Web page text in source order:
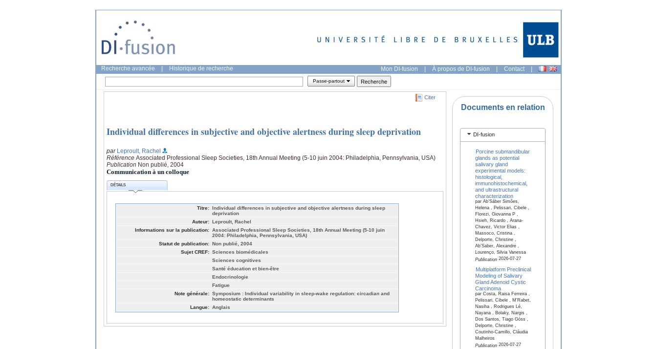
Recherche avancée Historique de recherche Mon DI-fusion | À propos de DI-fusion | Contact |
Passe-partout
Citer
Individual differences in subjective and objective alertness during sleep deprivation
par Leproult, Rachel
Référence Associated Professional Sleep Societies, 18th Annual Meeting (5-10 juin 2004: Philadelphia, Pennsylvania, USA)
Publication Non publié, 2004
Communication à un colloque
DÉTAILS
Titre: Individual differences in subjective and objective alertness during sleep
deprivation
Auteur: Leproult, Rachel
Informations sur la publication: Associated Professional Sleep Societies, 18th Annual Meeting (5-10 juin
2004: Philadelphia, Pennsylvania, USA)
Statut de publication: Non publié, 2004
Sujet CREF: Sciences biomédicales
Sciences cognitives
Santé éducation et bien-être
Endocrinologie
Fatigue
Note générale: Symposium : Individual variability in sleep-wake regulation: circadian and
homeostatic determinants
Langue: Anglais
Documents en relation
DI-fusion
Porcine submandibular
glands as potential
salivary gland
experimental models:
histological,
immunohistochemical,
and ultrastructural
characterization
par Ab’Sáber Simões,
Helena , Pelissari, Cibele ,
Florezi, Giovanna P ,
Hsieh, Ricardo , Arana-
Chavez, Victor Elias ,
Massoco, Cristina ,
Delporte, Christine ,
Ab’Saber, Alexandre ,
Lourenço, Silvia Vanessa
Publication2026-07-27
Multiplatform Preclinical
Modeling of Salivary
Gland Adenoid Cystic
Carcinoma
par Costa, Raisa Ferreira ,
Pelissari, Cibele , M'Rabet,
Nasiha , Rodrigues Lé,
Nayana , Bolaky, Nargis ,
Dos Santos, Tiago Góss ,
Delporte, Christine ,
Coutinho-Camillo, Cláudia
Malheiros
Publication2026-07-27